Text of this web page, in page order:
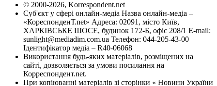
© 2000-2026, Korrespondent.net
Суб'єкт у сфері онлайн-медіа Назва онлайн-медіа –
«КореспонденТ.net» Адреса: 02091, місто Київ,
ХАРКІВСЬКЕ ШОСЕ, будинок 172-Б, офіс 208/1 E-mail:
sunlight@mediadim.com.ua Телефон: 044-205-43-00
Ідентифікатор медіа – R40-06068
Використання будь-яких матеріалів, розміщених на
сайті, дозволяється за умови посилання на
Корреспондент.net.
При копіюванні матеріалів зі сторінки « Новини України